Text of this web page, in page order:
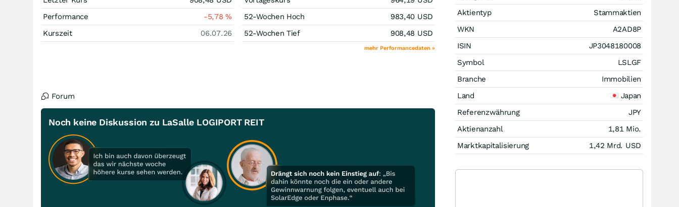
Performance
-5,78%
Kurszeit
06.07.26
52-Wochen Hoch
983,40 USD
52-Wochen Tief
908,48 USD
mehr Performancedaten »
Forum
Noch keine Diskussion zu LaSalle LOGIPORT REIT
Aktientyp
Stammaktien
WKN
A2AD8P
ISIN
JP3048180008
Symbol
LSLGF
Branche
Immobilien
Land
Japan
Referenzwährung
JPY
Aktienanzahl
1,81 Mio.
Marktkapitalisierung
1,42 Mrd. USD